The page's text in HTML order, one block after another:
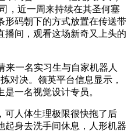
，近一周来持续在其圣何塞
形码朝下的方式放置在传送带
播间，观看这场新奇又上头的
来一名实习生与自家机器人
对决。领英平台信息显示，
一名视觉设计专员。
可人体生理极限很快拖了后
起身去洗手间休息，人形机器